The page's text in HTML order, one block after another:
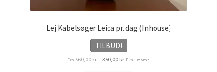
Lej Kabelsøger Leica pr. dag (Inhouse)
TILBUD!
Fra 560,00kr. Den
350,00 kr. Den
Eksl. moms